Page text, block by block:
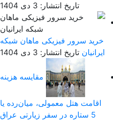
تاریخ انتشار: 3 دی 1404
خرید سرور فیزیکی ماهان شبکه
ایرانیان تاریخ انتشار: 3 دی 1404
مقایسه هزینه
اقامت هتل معمولی، میان‌رده یا
5 ستاره در سفر زیارتی عراق